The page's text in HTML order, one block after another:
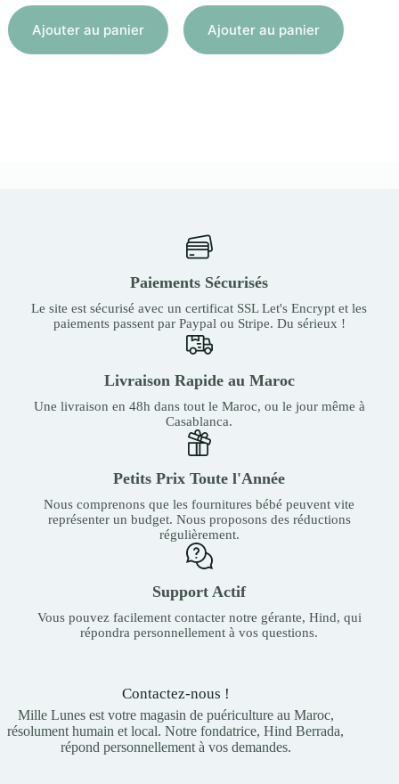
Ajouter au panier Ajouter au panier
Paiements Sécurisés
Le site est sécurisé avec un certificat SSL Let's Encrypt et les
paiements passent par Paypal ou Stripe. Du sérieux !
Livraison Rapide au Maroc
Une livraison en 48h dans tout le Maroc, ou le jour même à
Casablanca.
Petits Prix Toute l'Année
Nous comprenons que les fournitures bébé peuvent vite
représenter un budget. Nous proposons des réductions
régulièrement.
Support Actif
Vous pouvez facilement contacter notre gérante, Hind, qui
répondra personnellement à vos questions.
Contactez-nous !
Mille Lunes est votre magasin de puériculture au Maroc,
résolument humain et local. Notre fondatrice, Hind Berrada,
répond personnellement à vos demandes.